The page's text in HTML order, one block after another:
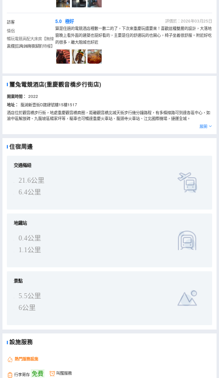
訪客
情侶
暢玩電競高配大床房【無線
鼠標|三角洲無畏契約特權】
入住於2026年03月
5.0 極好
評價於：2026年03月25日
算是住過的電競酒店裡數一數二的了，下次來重慶玩還要來！喜歡這種雙層的設計，大落地
窗晚上看外面的建築也挺好看的，主要是住的舒適玩的也開心，椅子坐着很舒服。附近好吃
的很多，離大融城也好近
璽兔電競酒店(重慶觀音橋步行街店)
開業時間： 2022
地址：
龍湖新壹街D館肆號樓15樓1517
酒店位於觀音橋步行街，地處重慶觀音橋商圈，距離觀音橋北城天街步行幾分鐘路程，有多條線路可到達各區中心，如
渝中區解放碑、九龍坡區楊家坪等，驅車也可暢達重慶火車站、龍頭寺火車站、江北國際機場，捷運全城。
樣的競技遊戲體驗。專為遊戲打造，輕鬆運行各個大型遊戲。寬帶為1000M獨用網絡快得起”飛，讓你開黑玩得酣暢淋
設立電競主題酒店的初衷，旨在為熱愛電競的玩家提供一個舒適，專業，具有性的遊戲環境。房屋為獨立房源，配備無
線網絡、24小時熱水淋浴、以及空調等必備傢俱，採光通風良好，帶給您家的温馨和享受。聘用專業保潔阿姨，床品浴
巾等嚴格進行每客一換洗，並外包給專業布草公司進行清洗殺毒及熨燙。屋內日用品完善，配有精選牙刷、牙膏、香
皂、拖鞋、洗髮露、沐浴露、護髮素、吹風機、梳子等日常用品。讓您休閒娛樂的同時又享受到温馨的環境。
我們酒店工作人員工作熱情 ，專業，期待您的到來
展開
住宿周邊
交通樞紐
21.6公里
6.4公里
地鐵站
0.4公里
1.1公里
景點
5.5公里
6公里
設施服務
熱門服務設施
行李寄存 免費 叫醒服務